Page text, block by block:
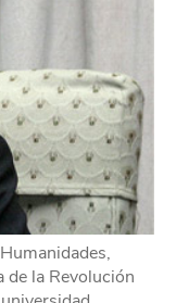
de la Revolución